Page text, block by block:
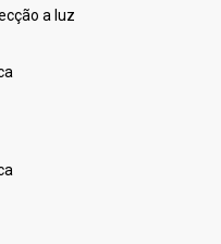
a luz